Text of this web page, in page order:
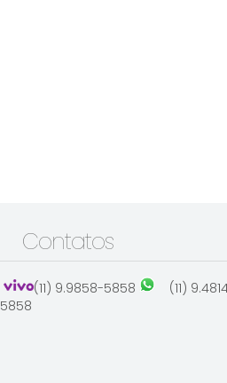
Contatos
(11) 9.9858-5858
(11)
5858